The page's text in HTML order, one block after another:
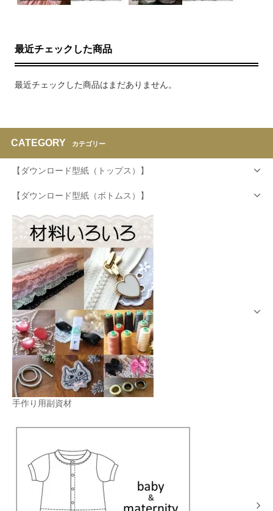
最近チェックした商品
最近チェックした商品はまだありません。
CATEGORY カテゴリー
【ダウンロード型紙（トップス）】
【ダウンロード型紙（ボトムス）】
手作り用副資材